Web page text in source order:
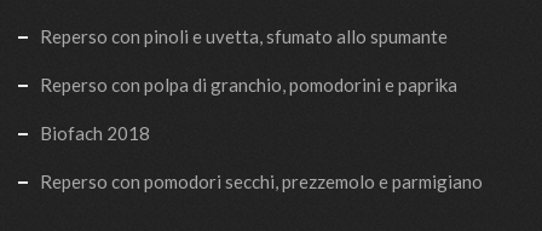
Reperso con pinoli e uvetta, sfumato allo spumante
Reperso con polpa di granchio, pomodorini e paprika
Biofach 2018
Reperso con pomodori secchi, prezzemolo e parmigiano